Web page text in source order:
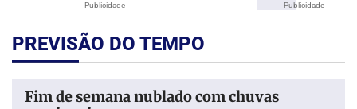
Publicidade Publicidade
PREVISÃO DO TEMPO
Fim de semana nublado com chuvas